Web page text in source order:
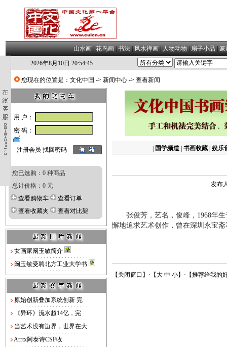
山水画|花鸟画|书法|风水禅画|人物动物|扇子小品|篆
2026年8月10日 20:54:46
您现在的位置是： 文化中国 -> 新闻中心 -> 查看新闻
用 户：
密 码：
注册会员 找回密码
您已选购：0 种商品
总计价格：0 元
查看购物车
查看订单
查看收藏夹
查看对比架
女画家阚玉敏简介
阚玉敏受聘北方工业大学书
原始创新叠加系统创新 完
《异环》流水超14亿，完
当艺术没有边界，世界在大
Arrtx阿泰诗CSF收
国学频道 书画收藏 娱乐
发布
张俊芳，艺名，俊峰，1968年生
懈地追求艺术创作，曾在深圳永宝
【 关闭窗口 】·【大 中 小】·【推荐给我的